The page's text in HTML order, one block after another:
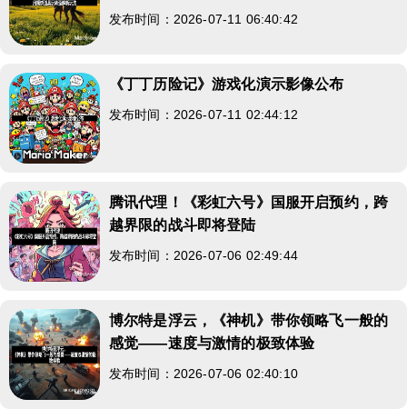
发布时间：2026-07-11 06:40:42
《丁丁历险记》游戏化演示影像公布
发布时间：2026-07-11 02:44:12
腾讯代理！《彩虹六号》国服开启预约，跨
越界限的战斗即将登陆
发布时间：2026-07-06 02:49:44
博尔特是浮云，《神机》带你领略飞一般的
感觉——速度与激情的极致体验
发布时间：2026-07-06 02:40:10